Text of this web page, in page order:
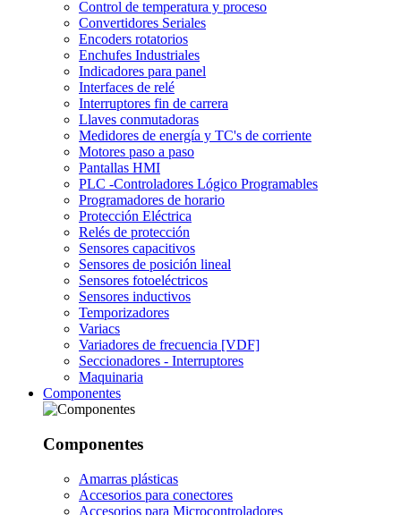
Control de temperatura y proceso
Convertidores Seriales
Encoders rotatorios
Enchufes Industriales
Indicadores para panel
Interfaces de relé
Interruptores fin de carrera
Llaves conmutadoras
Medidores de energía y TC's de corriente
Motores paso a paso
Pantallas HMI
PLC -Controladores Lógico Programables
Programadores de horario
Protección Eléctrica
Relés de protección
Sensores capacitivos
Sensores de posición lineal
Sensores fotoeléctricos
Sensores inductivos
Temporizadores
Variacs
Variadores de frecuencia [VDF]
Seccionadores - Interruptores
Maquinaria
Componentes
Componentes
Amarras plásticas
Accesorios para conectores
Accesorios para Microcontroladores